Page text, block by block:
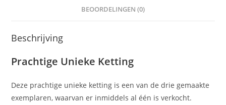
BEOORDELINGEN (0)
Beschrijving
Prachtige Unieke Ketting
Deze prachtige unieke ketting is een van de drie gemaakte
exemplaren, waarvan er inmiddels al één is verkocht.